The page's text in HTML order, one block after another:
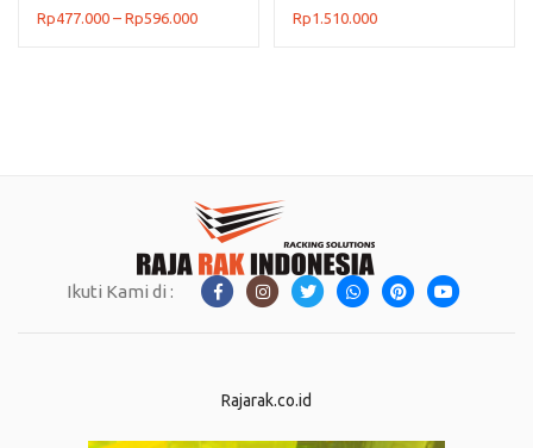
120x50x13,2 CM
Rp477.000 – Rp596.000Rentang
120x120x13,5 CM
Rp1.510.000
Ikuti Kami di :
Rajarak.co.id